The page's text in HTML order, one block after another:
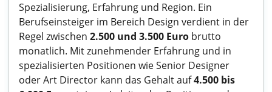
Spezialisierung, Erfahrung und Region. Ein
Berufseinsteiger im Bereich Design verdient in der
Regel zwischen 2.500 und 3.500 Euro brutto
monatlich. Mit zunehmender Erfahrung und in
spezialisierten Positionen wie Senior Designer
oder Art Director kann das Gehalt auf4.500 bis